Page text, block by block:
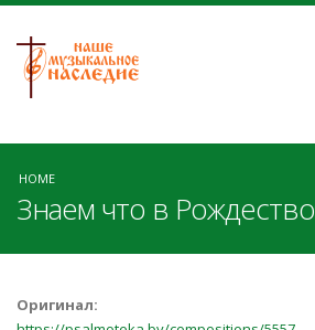
HOME
Знаем что в Рождество
Оригинал: